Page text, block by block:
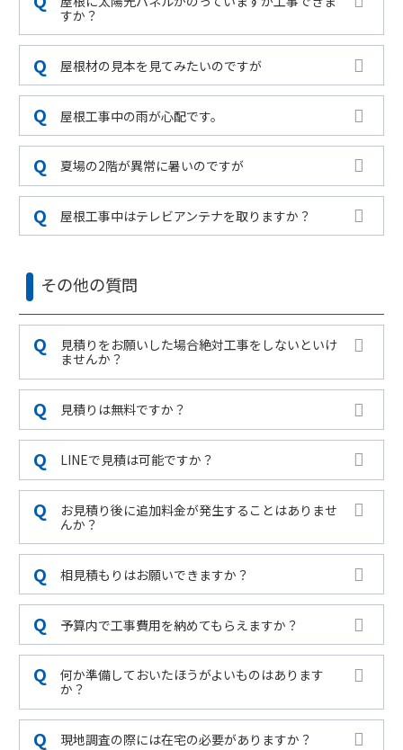
すか？
屋根材の見本を見てみたいのですが
屋根工事中の雨が心配です。
夏場の2階が異常に暑いのですが
屋根工事中はテレビアンテナを取りますか？
その他の質問
見積りをお願いした場合絶対工事をしないといけ
ませんか？
見積りは無料ですか？
LINEで見積は可能ですか？
お見積り後に追加料金が発生することはありませ
んか？
相見積もりはお願いできますか？
予算内で工事費用を納めてもらえますか？
何か準備しておいたほうがよいものはあります
か？
現地調査の際には在宅の必要がありますか？